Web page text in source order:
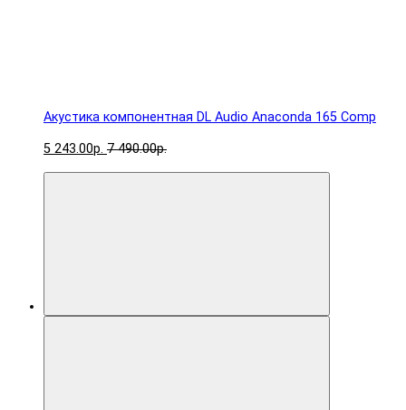
Акустика компонентная DL Audio Anaconda 165 Comp
5 243.00р. 7 490.00р.